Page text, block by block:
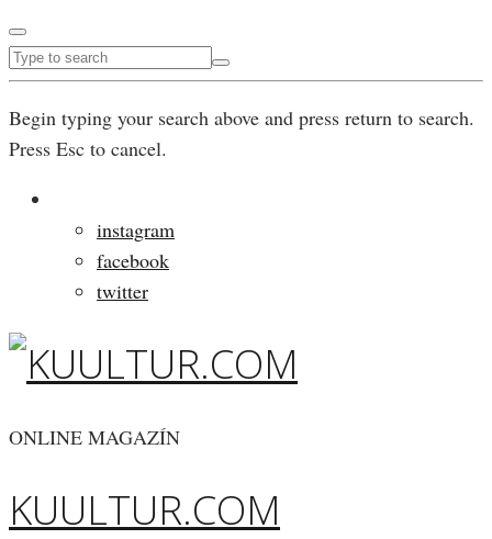
Begin typing your search above and press return to search.
Press Esc to cancel.
instagram
facebook
twitter
ONLINE MAGAZÍN
KUULTUR.COM